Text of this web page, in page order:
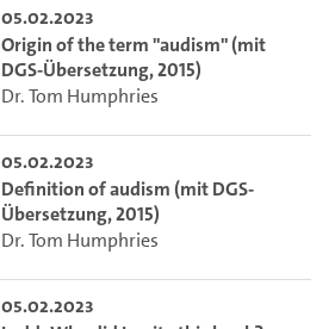
05.02.2023
Origin of the term "audism" (mit
DGS-Übersetzung, 2015)
Dr. Tom Humphries
05.02.2023
Definition of audism (mit DGS-
Übersetzung, 2015)
Dr. Tom Humphries
05.02.2023